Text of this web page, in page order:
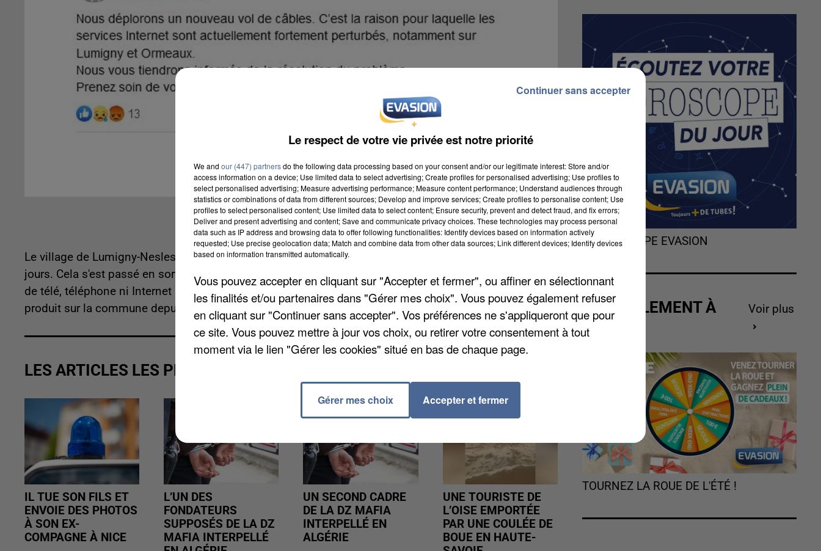
Le village de Lumigny-Nesles-Ormeaux une nouvelle fois privé de télécommunications durant quatre
jours. Cela s'est passé en sortie de confinement, provoqué en fait par un vol de câbles. Du coup, plus
de télé, téléphone ni Internet pour les habitants. C'est la 5ème fois qu'un tel acte de vandalisme se
produit sur la commune depuis 2014.
LES ARTICLES LES PLUS VUS
IL TUE SON FILS ET
ENVOIE DES PHOTOS
À SON EX-
COMPAGNE À NICE
L’UN DES
FONDATEURS
SUPPOSÉS DE LA DZ
MAFIA INTERPELLÉ
UN SECOND CADRE
DE LA DZ MAFIA
INTERPELLÉ EN
ALGÉRIE
UNE TOURISTE DE
L’OISE EMPORTÉE
PAR UNE COULÉE DE
BOUE EN HAUTE-
L'HOROSCOPE EVASION
ACTUELLEMENT À
GAGNER
Voir plus
TOURNEZ LA ROUE DE L'ÉTÉ !
Le respect de votre vie privée est notre priorité
We and our (447) partnersdo the following data processing based on your consent and/or our legitimate interest: Store and/or
access information on a device; Use limited data to select advertising; Create profiles for personalised advertising; Use profiles to
select personalised advertising; Measure advertising performance; Measure content performance; Understand audiences through
statistics or combinations of data from different sources; Develop and improve services; Create profiles to personalise content; Use
profiles to select personalised content; Use limited data to select content; Ensure security, prevent and detect fraud, and fix errors;
Deliver and present advertising and content; Save and communicate privacy choices. These technologies may process personal
data such as IP address and browsing data to offer following functionalities: Identify devices based on information actively
requested; Use precise geolocation data; Match and combine data from other data sources; Link different devices; Identify devices
based on information transmitted automatically.
Vous pouvez accepter en cliquant sur "Accepter et fermer", ou affiner en sélectionnant
les finalités et/ou partenaires dans "Gérer mes choix". Vous pouvez également refuser
en cliquant sur "Continuer sans accepter". Vos préférences ne s'appliqueront que pour
ce site. Vous pouvez mettre à jour vos choix, ou retirer votre consentement à tout
moment via le lien "Gérer les cookies" situé en bas de chaque page.
Gérer mes choix Accepter et fermer
Continuer sans accepter